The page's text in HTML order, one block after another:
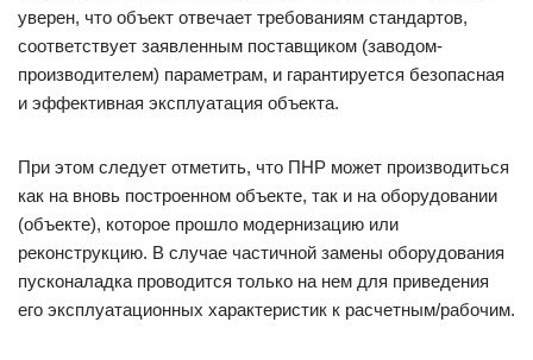
уверен, что объект отвечает требованиям стандартов,
соответствует заявленным поставщиком (заводом-
производителем) параметрам, и гарантируется безопасная
и эффективная эксплуатация объекта.
При этом следует отметить, что ПНР может производиться
как на вновь построенном объекте, так и на оборудовании
(объекте), которое прошло модернизацию или
реконструкцию. В случае частичной замены оборудования
пусконаладка проводится только на нем для приведения
его эксплуатационных характеристик к расчетным/рабочим.